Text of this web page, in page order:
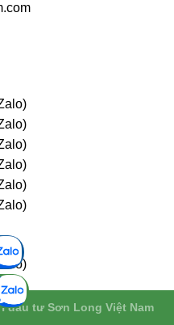
đầu tư Sơn Long Việt Nam